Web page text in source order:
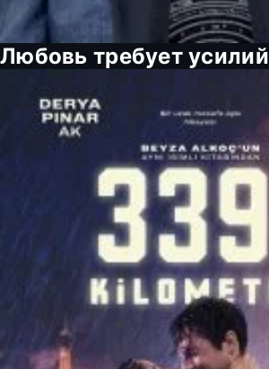
Любовь требует усилий